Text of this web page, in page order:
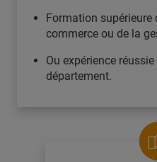
Formation
commerce ou de la
Ou expérience
département.